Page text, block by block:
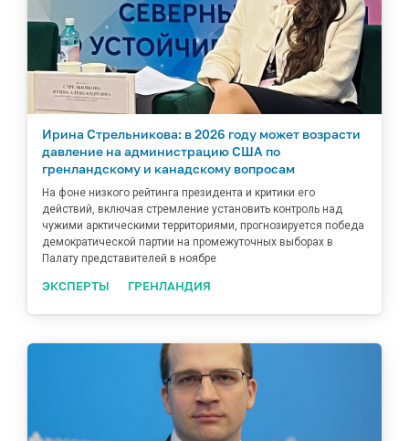
Ирина Стрельникова: в 2026 году может возрасти
давление на администрацию США по
гренландскому и канадскому вопросам
На фоне низкого рейтинга президента и критики его
действий, включая стремление установить контроль над
чужими арктическими территориями, прогнозируется победа
демократической партии на промежуточных выборах в
Палату представителей в ноябре
ЭКСПЕРТЫ ГРЕНЛАНДИЯ